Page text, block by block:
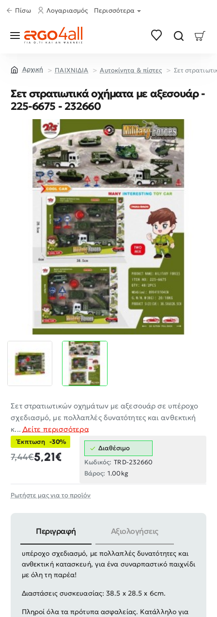
Πίσω Λογαριασμός Περισσότερα
ΠΑΙΧΝΙΔΙΑ Aυτοκίνητα & πίστες Σετ
Σετ στρατιωτικά οχήματα με αξεσουάρ -
225-6675 - 232660
Σετ στρατιωτικών οχημάτων με αξεσουάρ σε υπέροχο
σχεδιασμό, με πολλαπλές δυνατότητες και ανθεκτική
κ... Δείτε περισσότερα
Έκπτωση -30%
5,21€
7,44€
Διαθέσιμο
Κωδικός: TRD-232660
Βάρος: 1.00kg
Ρωτήστε μας για το προϊόν
Περιγραφή Αξιολογήσεις
Σετ στρατιωτικών οχημάτων με αξεσουάρ σε
υπέροχο σχεδιασμό, με πολλαπλές δυνατότητες και
ανθεκτική κατασκευή, για ένα συναρπαστικό παιχνίδι
με όλη τη παρέα!
Διαστάσεις συσκευασίας: 38.5 x 28.5 x 6cm.
Πληροί όλα τα πρότυπα ασφαλείας. Κατάλληλο για